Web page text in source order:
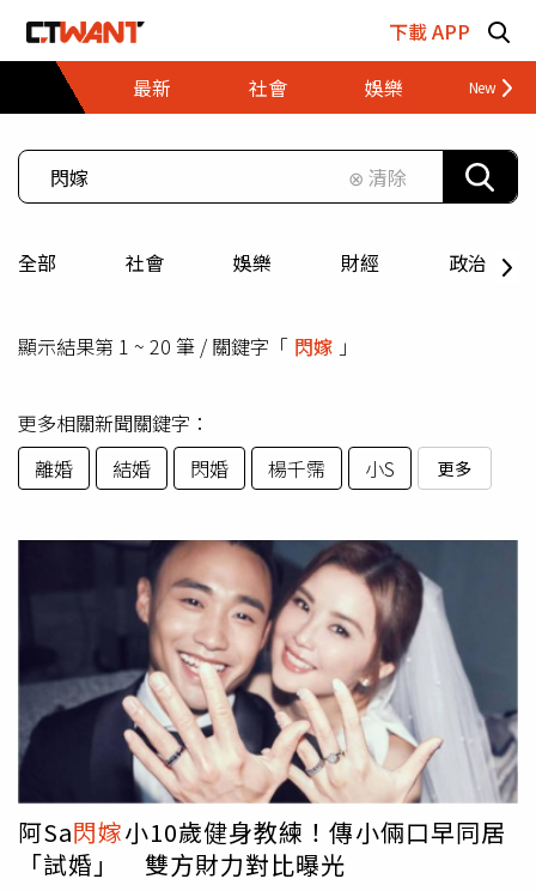
下載 APP
最新
社會 娛樂 財經
⊗ 清除
全部 社會 娛樂 財經 政治
顯示結果第 1 ~ 20 筆 / 關鍵字「 閃嫁 」
更多相關新聞關鍵字：
離婚
結婚 閃婚 楊千霈 小S 更多
阿Sa閃嫁小10歲健身教練！傳小倆口早同居
「試婚」 雙方財力對比曝光